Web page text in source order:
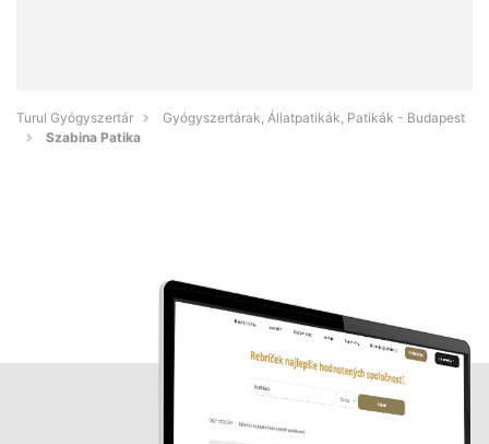
Turul Gyógyszertár
Gyógyszertárak, Állatpatikák, Patikák - Budapest
Szabina Patika